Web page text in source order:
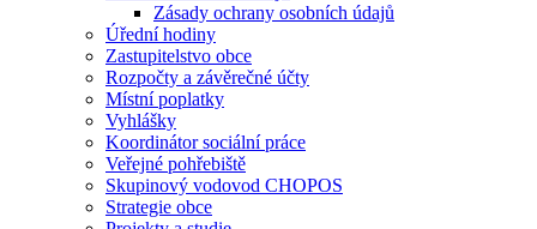
Zásady ochrany osobních údajů
Úřední hodiny
Zastupitelstvo obce
Rozpočty a závěrečné účty
Místní poplatky
Vyhlášky
Koordinátor sociální práce
Veřejné pohřebiště
Skupinový vodovod CHOPOS
Strategie obce